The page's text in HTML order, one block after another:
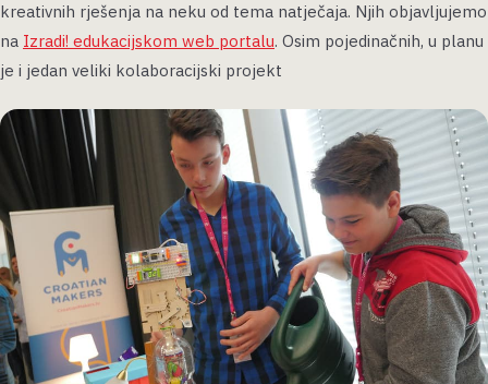
kreativnih rješenja na neku od tema natječaja. Njih objavljujemo
na Izradi! edukacijskom web portalu. Osim pojedinačnih, u planu
je i jedan veliki kolaboracijski projekt